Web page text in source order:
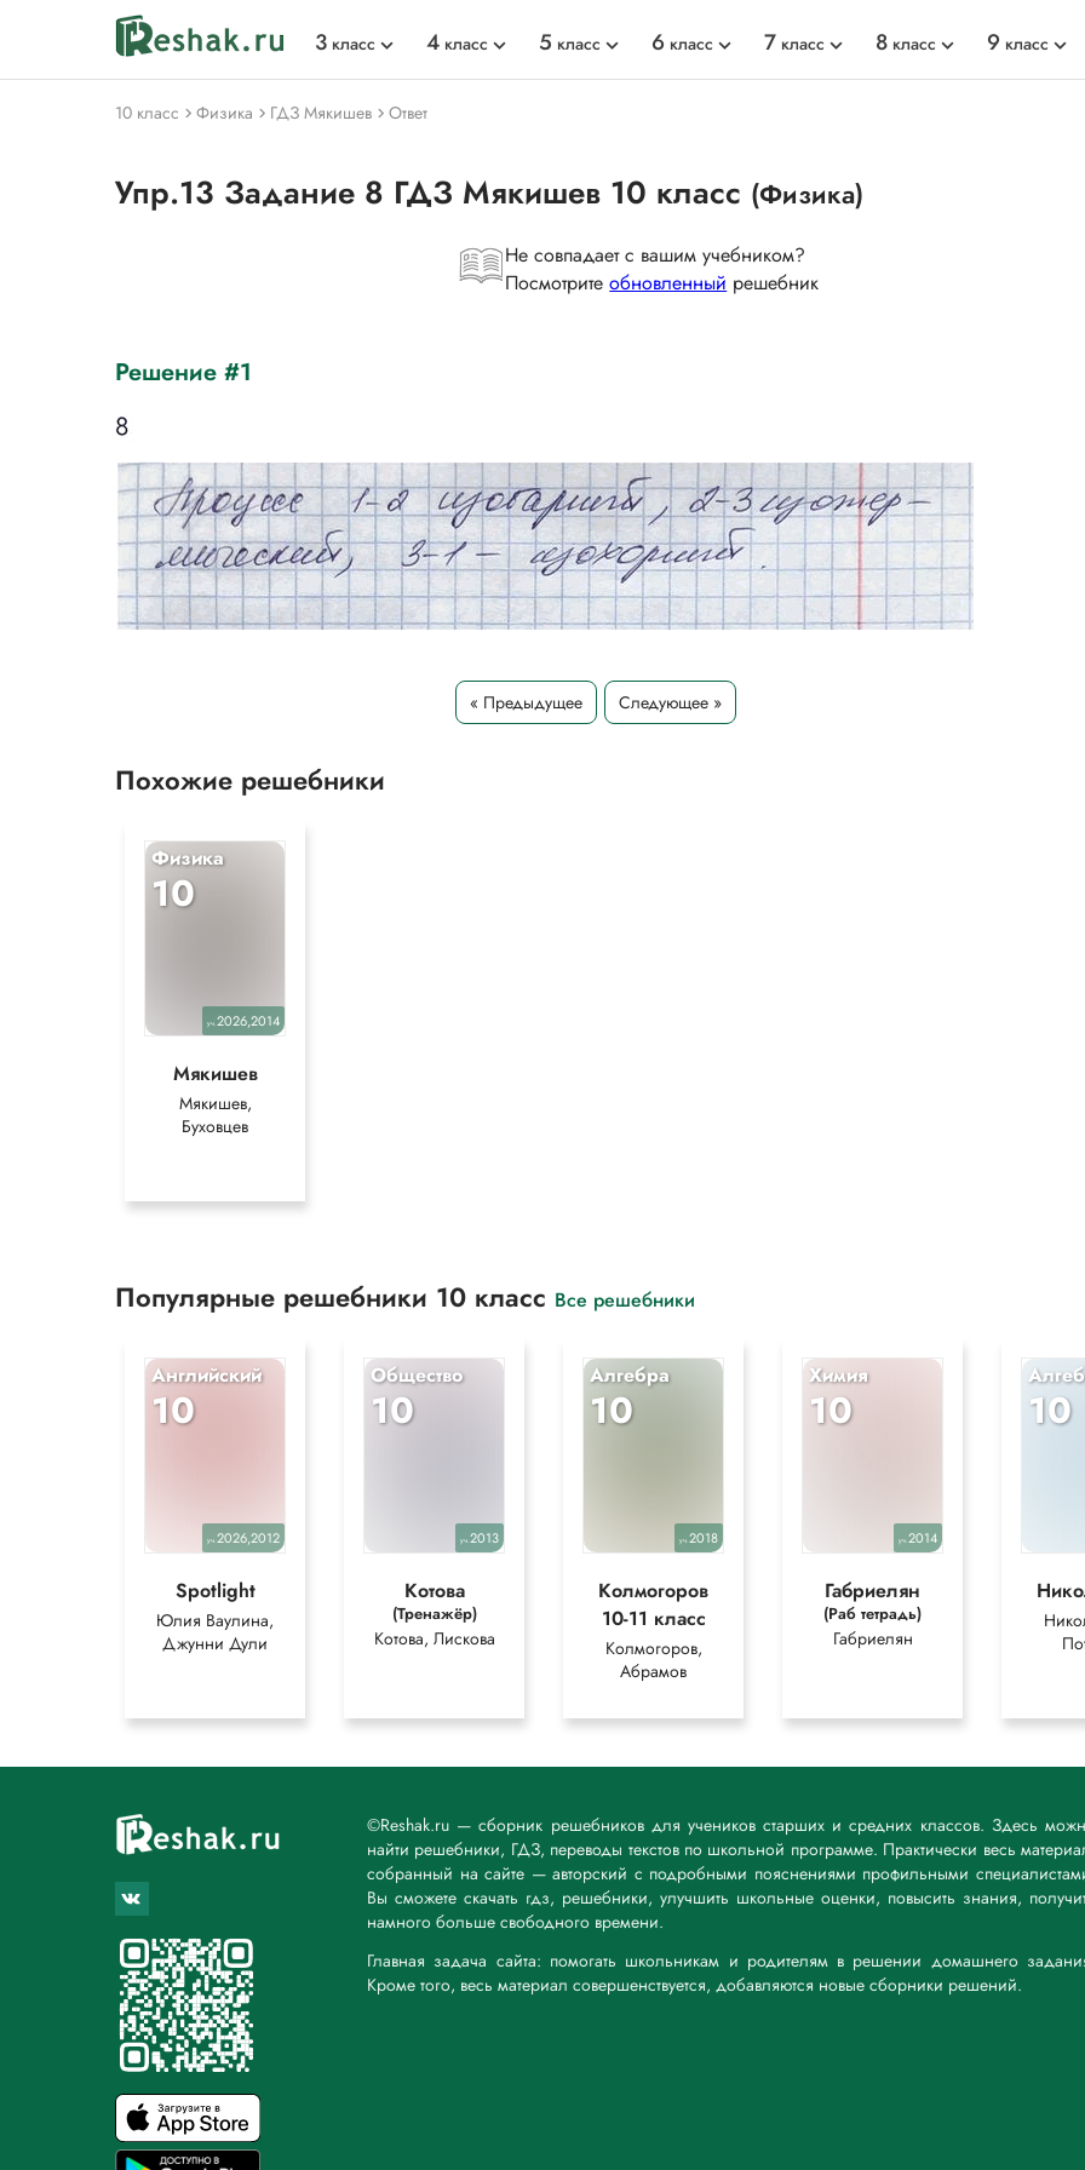
3 класс 4 класс 5 класс 6 класс 7 класс 8 класс 9 класс
10 класс Физика ГДЗ Мякишев Ответ
Упр.13 Задание 8 ГДЗ Мякишев 10 класс (Физика)
Не совпадает с вашим учебником?
Посмотритеобновленный решебник
Решение #1
« Предыдущее Следующее »
Похожие решебники
Физика
10
уч.2026,2014
Мякишев
Мякишев,
Буховцев
Популярные решебники 10 класс Все решебники
Английский
10
уч.2026,2012
Spotlight
Юлия Ваулина,
Джунни Дули
Общество
10
уч.2013
Котова
(Тренажёр)
Котова, Лискова
Алгебра
10
уч.2018
Колмогоров
10-11 класс
Колмогоров,
Абрамов
Химия
10
уч.2014
Габриелян
(Раб тетрадь)
Габриелян
10
©Reshak.ru — сборник решебников для учеников старших и средних классов. Здесь
найти решебники, ГДЗ, переводы текстов по школьной программе. Практически весь
собранный на сайте — авторский с подробными пояснениями профильными
Вы сможете скачать гдз, решебники, улучшить школьные оценки, повысить знания,
намного больше свободного времени.
Главная задача сайта: помогать школьникам и родителям в решении домашнего
Кроме того, весь материал совершенствуется, добавляются новые сборники решений.